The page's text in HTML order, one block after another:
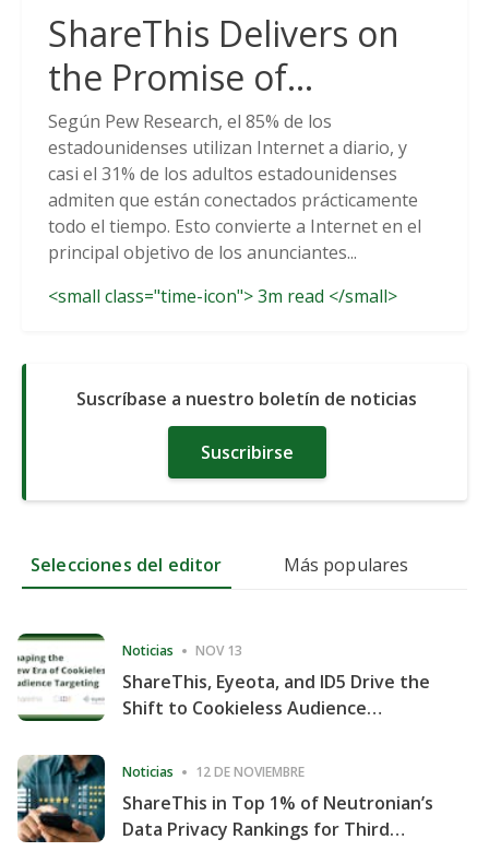
ShareThis Delivers on
the Promise of
Cookieless Data
Solutions
Según Pew Research, el 85% de los
estadounidenses utilizan Internet a diario, y
casi el 31% de los adultos estadounidenses
admiten que están conectados prácticamente
todo el tiempo. Esto convierte a Internet en el
principal objetivo de los anunciantes...
<small class="time-icon"> 3m read </small>
Suscríbase a nuestro boletín de noticias
Suscribirse
Selecciones del editor Más populares
Noticias NOV 13
ShareThis, Eyeota, and ID5 Drive the
Shift to Cookieless Audience
Noticias 12 DE NOVIEMBRE
ShareThis in Top 1% of Neutronian’s
Data Privacy Rankings for Third